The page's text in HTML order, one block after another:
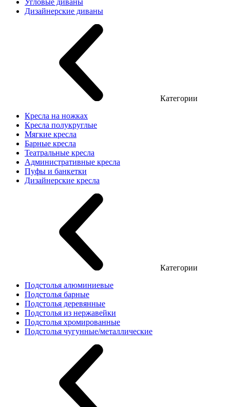
Угловые диваны
Дизайнерские диваны
Категории
Кресла на ножках
Кресла полукруглые
Мягкие кресла
Барные кресла
Театральные кресла
Административные кресла
Пуфы и банкетки
Дизайнерские кресла
Категории
Подстолья алюминиевые
Подстолья барные
Подстолья деревянные
Подстолья из нержавейки
Подстолья хромированные
Подстолья чугунные/металлические